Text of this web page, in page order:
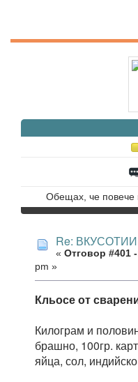
Обещах, че повече
Re: ВКУСОТИИ
« Отговор #401
pm »
Кльосе от
Килограм и
брашно, 100гр.
яйца, сол,